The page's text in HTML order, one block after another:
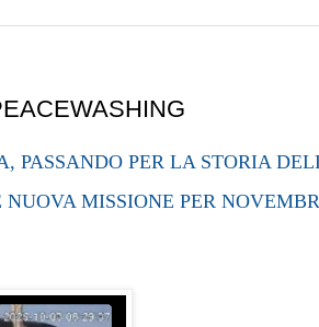
PER LA STORIA
MISSIONE PER